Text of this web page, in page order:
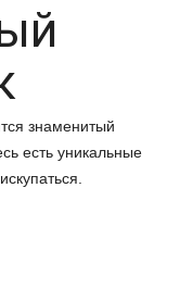
знаменитый
есть уникальные